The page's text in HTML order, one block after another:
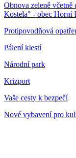
Obnova zeleně
Kostela" - obec Horní
Protipovodňová
Pálení klestí
Národní park
Krizport
Vaše cesty k bezpečí
Nové vybavení pro